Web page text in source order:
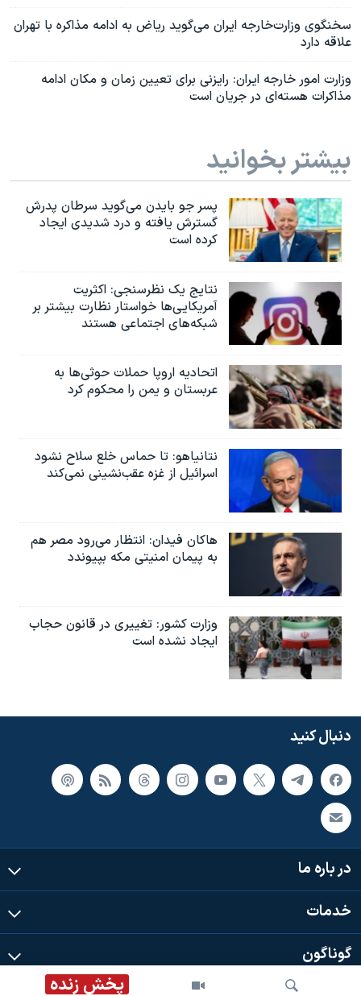
پخش زنده
سخنگوی وزارت‌خارجه ایران می‌گوید ریاض به ادامه مذاکره با تهران
علاقه‌ دارد
وزارت امور خارجه ایران: رایزنی برای تعیین زمان و مکان ادامه
مذاکرات هسته‌ای در جریان است
بیشتر بخوانید
پسر جو بایدن می‌گوید سرطان پدرش
گسترش یافته و درد شدیدی ایجاد
کرده است
نتایج یک نظرسنجی: اکثریت
آمریکایی‌ها خواستار نظارت بیشتر بر
شبکه‌های اجتماعی هستند
اتحادیه اروپا حملات حوثی‌ها به
عربستان و یمن را محکوم کرد
نتانیاهو: تا حماس خلع سلاح نشود
اسرائیل از غزه عقب‌نشینی نمی‌کند
هاکان فیدان: انتظار می‌رود مصر هم
به پیمان امنیتی مکه بپیوندد
وزارت کشور: تغییری در قانون حجاب
ایجاد نشده است
دنبال کنید
در باره ما
خدمات
گوناگون